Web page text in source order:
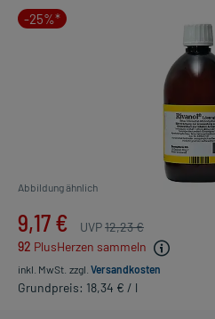
-25%*
Abbildung ähnlich
9,17 € UVP12,23 €
92 PlusHerzen sammeln
inkl. MwSt. zzgl. Versandkosten
Grundpreis: 18,34 € / l